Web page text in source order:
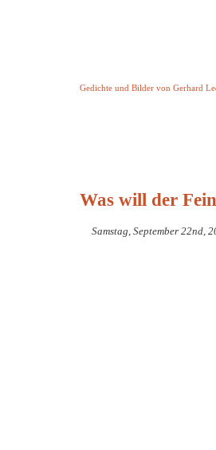
Gedichte und Bilder von Gerhard
Was will der
Samstag, September 22nd,